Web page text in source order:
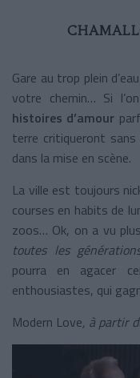
Gare au trop plein
votre chemin… Si
histoires d’amour
terre critiqueront
dans la mise en scène.
La ville est toujours
courses en habits de
zoos… Ok, on a vu
toutes les
pourra en agacer
enthousiastes, qui
Modern Love, à partir